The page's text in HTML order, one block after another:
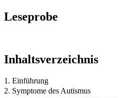
Leseprobe
Inhaltsverzeichnis
1. Einführung
2. Symptome des Autismus